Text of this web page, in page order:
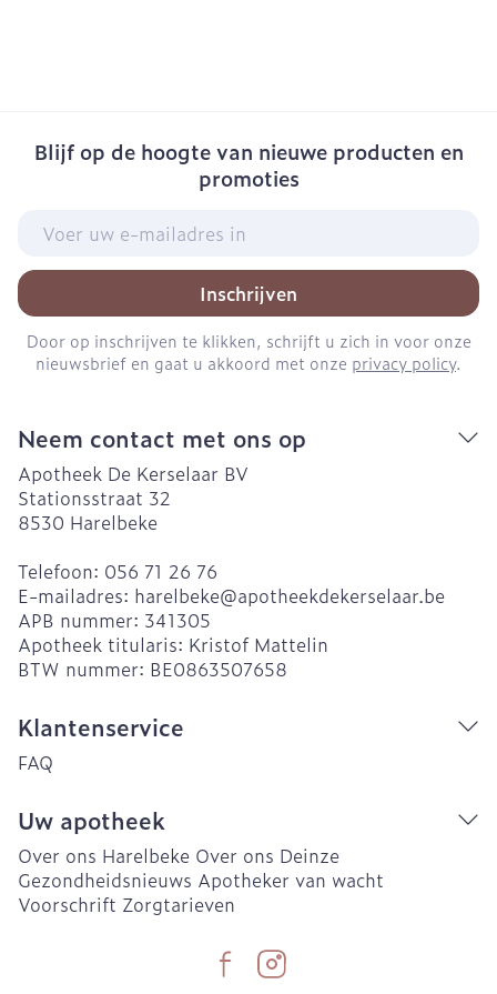
Blijf op de hoogte van nieuwe producten en
promoties
Inschrijven
Door op inschrijven te klikken, schrijft u zich in voor onze
nieuwsbrief en gaat u akkoord met onze privacy policy.
Neem contact met ons op
Apotheek De Kerselaar BV
Stationsstraat 32
8530 Harelbeke
Telefoon: 056 71 26 76
E-mailadres: harelbeke@apotheekdekerselaar.be
APB nummer: 341305
Apotheek titularis: Kristof Mattelin
BTW nummer: BE0863507658
Klantenservice
FAQ
Uw apotheek
Over ons Harelbeke Over ons Deinze
Gezondheidsnieuws Apotheker van wacht
Voorschrift Zorgtarieven